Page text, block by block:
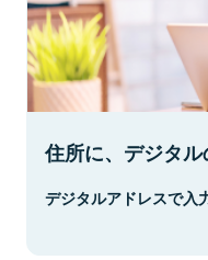
住所に、デジタル
デジタルアドレスで入